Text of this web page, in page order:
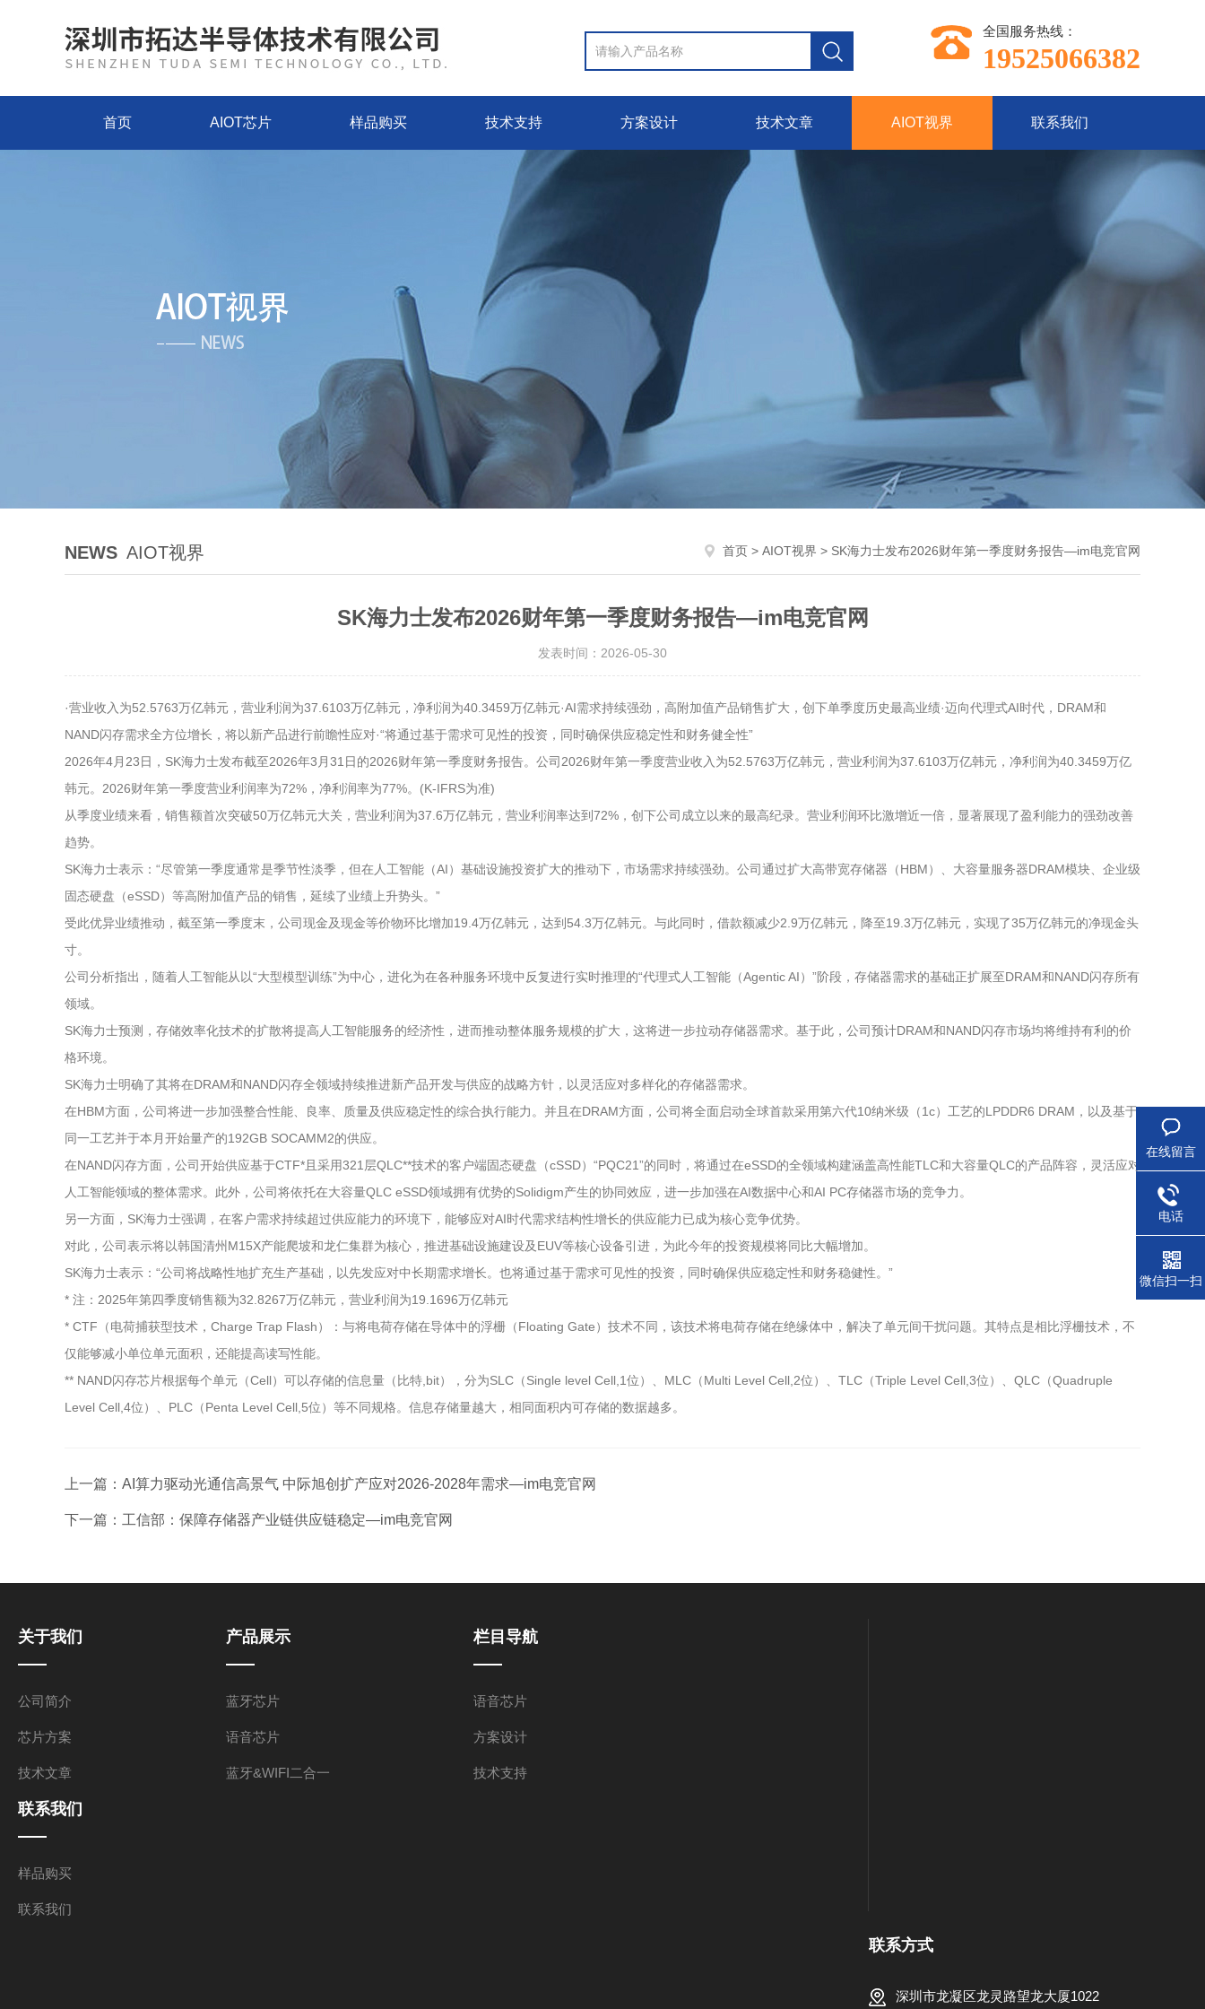
全国服务热线：
19525066382
首页 AIOT芯片 样品购买 技术支持 方案设计 技术文章 AIOT视界 联系我们
NEWS AIOT视界 首页 > AIOT视界 > SK海力士发布2026财年第一季度财务报告—im电竞官网
SK海力士发布2026财年第一季度财务报告—im电竞官网
发表时间：2026-05-30
·营业收入为52.5763万亿韩元，营业利润为37.6103万亿韩元，净利润为40.3459万亿韩元·AI需求持续强劲，高附加值产品销售扩大，创下单季度历史最高业绩·迈向代理式AI时代，DRAM和
NAND闪存需求全方位增长，将以新产品进行前瞻性应对·“将通过基于需求可见性的投资，同时确保供应稳定性和财务健全性”
2026年4月23日，SK海力士发布截至2026年3月31日的2026财年第一季度财务报告。公司2026财年第一季度营业收入为52.5763万亿韩元，营业利润为37.6103万亿韩元，净利润为40.3459万亿
韩元。2026财年第一季度营业利润率为72%，净利润率为77%。(K-IFRS为准)
从季度业绩来看，销售额首次突破50万亿韩元大关，营业利润为37.6万亿韩元，营业利润率达到72%，创下公司成立以来的最高纪录。营业利润环比激增近一倍，显著展现了盈利能力的强劲改善
趋势。
SK海力士表示：“尽管第一季度通常是季节性淡季，但在人工智能（AI）基础设施投资扩大的推动下，市场需求持续强劲。公司通过扩大高带宽存储器（HBM）、大容量服务器DRAM模块、企业级
固态硬盘（eSSD）等高附加值产品的销售，延续了业绩上升势头。”
受此优异业绩推动，截至第一季度末，公司现金及现金等价物环比增加19.4万亿韩元，达到54.3万亿韩元。与此同时，借款额减少2.9万亿韩元，降至19.3万亿韩元，实现了35万亿韩元的净现金头
寸。
公司分析指出，随着人工智能从以“大型模型训练”为中心，进化为在各种服务环境中反复进行实时推理的“代理式人工智能（Agentic AI）”阶段，存储器需求的基础正扩展至DRAM和NAND闪存所有
领域。
SK海力士预测，存储效率化技术的扩散将提高人工智能服务的经济性，进而推动整体服务规模的扩大，这将进一步拉动存储器需求。基于此，公司预计DRAM和NAND闪存市场均将维持有利的价
格环境。
SK海力士明确了其将在DRAM和NAND闪存全领域持续推进新产品开发与供应的战略方针，以灵活应对多样化的存储器需求。
在HBM方面，公司将进一步加强整合性能、良率、质量及供应稳定性的综合执行能力。并且在DRAM方面，公司将全面启动全球首款采用第六代10纳米级（1c）工艺的LPDDR6 DRAM，以及基于
同一工艺并于本月开始量产的192GB SOCAMM2的供应。
在NAND闪存方面，公司开始供应基于CTF*且采用321层QLC**技术的客户端固态硬盘（cSSD）“PQC21”的同时，将通过在eSSD的全领域构建涵盖高性能TLC和大容量QLC的产品阵容，灵活应对
人工智能领域的整体需求。此外，公司将依托在大容量QLC eSSD领域拥有优势的Solidigm产生的协同效应，进一步加强在AI数据中心和AI PC存储器市场的竞争力。
另一方面，SK海力士强调，在客户需求持续超过供应能力的环境下，能够应对AI时代需求结构性增长的供应能力已成为核心竞争优势。
对此，公司表示将以韩国清州M15X产能爬坡和龙仁集群为核心，推进基础设施建设及EUV等核心设备引进，为此今年的投资规模将同比大幅增加。
SK海力士表示：“公司将战略性地扩充生产基础，以先发应对中长期需求增长。也将通过基于需求可见性的投资，同时确保供应稳定性和财务稳健性。”
* 注：2025年第四季度销售额为32.8267万亿韩元，营业利润为19.1696万亿韩元
* CTF（电荷捕获型技术，Charge Trap Flash）：与将电荷存储在导体中的浮栅（Floating Gate）技术不同，该技术将电荷存储在绝缘体中，解决了单元间干扰问题。其特点是相比浮栅技术，不
仅能够减小单位单元面积，还能提高读写性能。
** NAND闪存芯片根据每个单元（Cell）可以存储的信息量（比特,bit），分为SLC（Single level Cell,1位）、MLC（Multi Level Cell,2位）、TLC（Triple Level Cell,3位）、QLC（Quadruple
Level Cell,4位）、PLC（Penta Level Cell,5位）等不同规格。信息存储量越大，相同面积内可存储的数据越多。
上一篇： AI算力驱动光通信高景气 中际旭创扩产应对2026-2028年需求—im电竞官网
下一篇： 工信部：保障存储器产业链供应链稳定—im电竞官网
关于我们
公司简介
芯片方案
技术文章
产品展示
蓝牙芯片
语音芯片
蓝牙&WIFI二合一
栏目导航
语音芯片
方案设计
技术支持
联系我们
样品购买
联系我们
联系方式
深圳市龙凝区龙灵路望龙大厦1022
在线留言
电话
微信扫一扫